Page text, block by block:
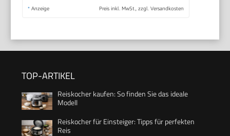
* Anzeige Preis inkl. MwSt., zzgl. Versandkosten
TOP-ARTIKEL
Reiskocher kaufen: So finden Sie das ideale
Modell
Reiskocher für Einsteiger: Tipps für perfekten
Reis